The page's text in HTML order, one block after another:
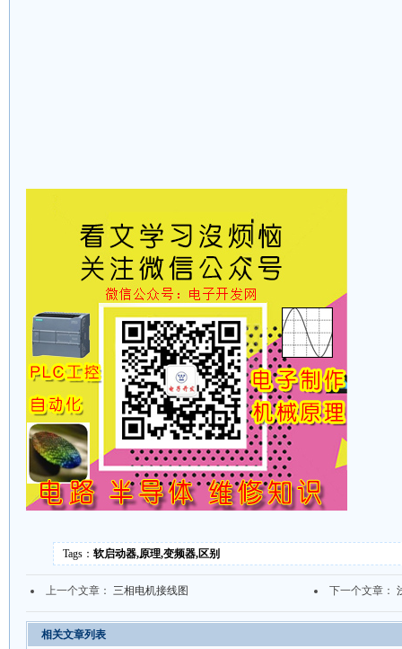
Tags： 软启动器,原理,变频器,区别
上一个文章： 三相电机接线图 下一个文章：
相关文章列表